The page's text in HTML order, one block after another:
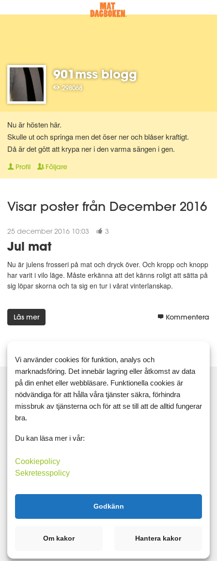
901mss blogg
298068
Nu är hösten här.
Skulle ut och springa men det öser ner och blåser kraftigt.
Då är det gött att krypa ner i den varma sängen i gen.
Profil Följare
Visar poster från December 2016
25 december 2016 10:03 3
Jul mat
Nu är julens frosseri på mat och dryck över. Och kropp och knopp
har varit i vilo läge. Måste erkänna att det känns roligt att sätta på
sig löpar skorna och ta sig en tur i vårat vinterlanskap.
Läs mer Kommentera
Taggar
5:2 Träning
Arkiv
►
Vi använder cookies för funktion, analys och
marknadsföring. Det innebär lagring eller åtkomst av data
på din enhet eller webbläsare. Funktionella cookies är
nödvändiga för att hålla våra tjänster säkra, förhindra
missbruk av tjänsterna och för att se till att de alltid fungerar
bra.
Du kan läsa mer i vår:
Cookiepolicy
Sekretesspolicy
Godkänn
Om kakor Hantera kakor